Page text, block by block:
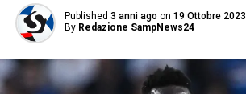
Published 3 anni ago on 19 Ottobre 2023
By Redazione SampNews24